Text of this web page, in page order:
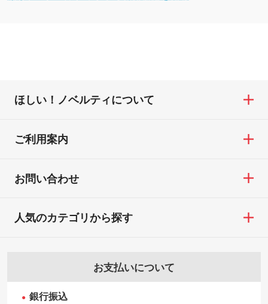
ほしい！ノベルティについて
ご利用案内
お問い合わせ
お支払いについて
銀行振込
人気のカテゴリから探す